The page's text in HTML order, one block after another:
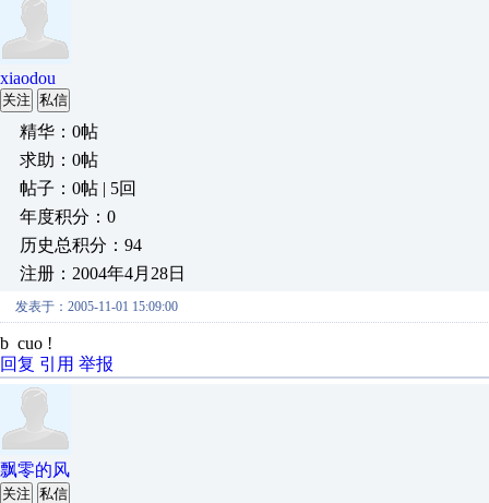
xiaodou
关注 私信
精华：0帖
求助：0帖
帖子：0帖 | 5回
年度积分：0
历史总积分：94
注册：2004年4月28日
发表于：2005-11-01 15:09:00
b cuo !
回复 引用 举报
飘零的风
关注 私信